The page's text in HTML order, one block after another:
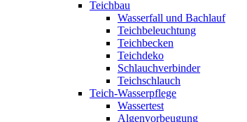
Teichbau
Wasserfall und Bachlauf
Teichbeleuchtung
Teichbecken
Teichdeko
Schlauchverbinder
Teichschlauch
Teich-Wasserpflege
Wassertest
Algenvorbeugung